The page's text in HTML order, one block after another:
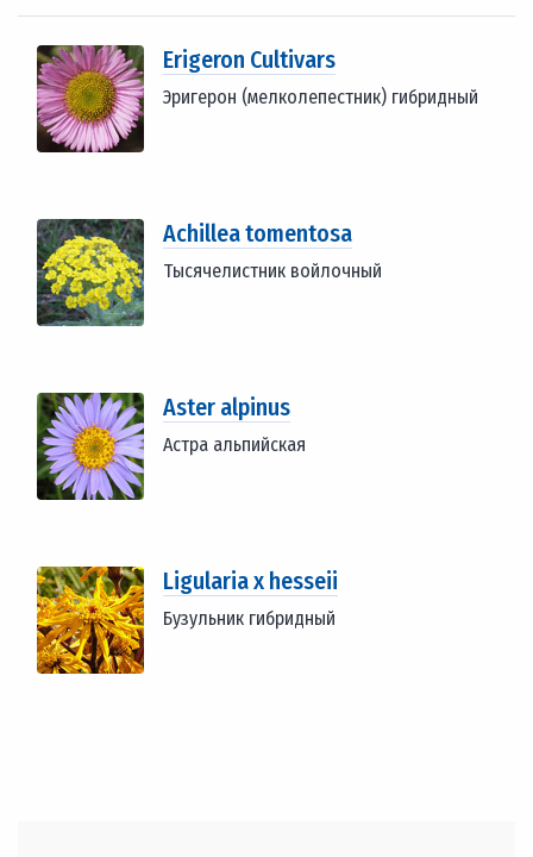
Erigeron Cultivars
Эригерон (мелколепестник) гибридный
Achillea tomentosa
Тысячелистник войлочный
Aster alpinus
Астра альпийская
Ligularia x hesseii
Бузульник гибридный